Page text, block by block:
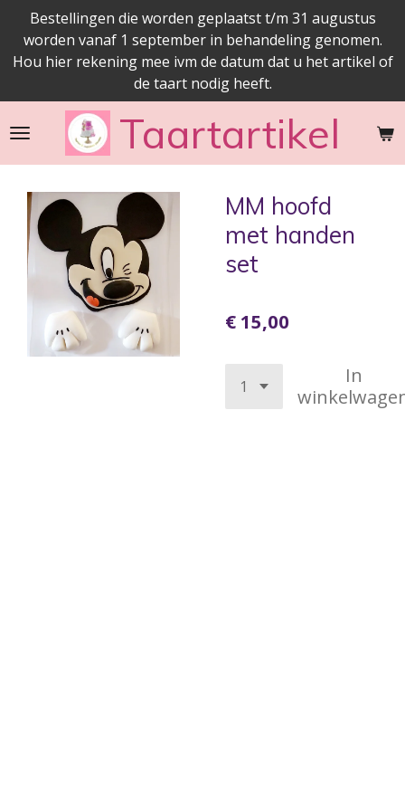
direct
naar
hoofdinhoud
Taartartikel
Bestellingen die worden geplaatst t/m 31 augustus
worden vanaf 1 september in behandeling genomen.
Hou hier rekening mee ivm de datum dat u het artikel of
de taart nodig heeft.
MM hoofd
met handen
set
€ 15,00
In